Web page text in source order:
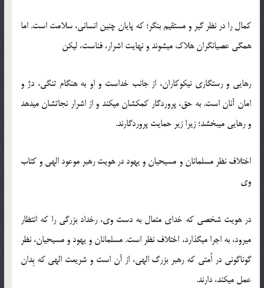
کمال را در نظر گیر و مستقیم بنگر؛ که پایان چنین انسانی، سلامت است. اما
همگی عصیان‏گران هلاک می‏شوند و نهایت اشرار، فناست، لیکن
رهایی و رستگاری نیکوکاران، از جانب خداست و او به هنگام تنگی، دژ و
امان آنان است. به حق، پروردگار کمک‏شان می‏کند و از اشرار نجات‏شان می‏دهد
و رهایی می‏بخشد؛ زیرا زیر حمایت پروردگارند.
اختلاف نظر مسلمانان و مسیحیان و یهود در هویت رهبر موعود الهی و کتاب
وی‏
در هویت شخصی که خدای متعال به دست وی، رخداد بزرگی را که انتظار
می‏رود، به اجرا می‏گذارد، اختلاف نظر است. مسلمانان و یهود و مسیحیان، نظر
گوناگونی در اُمتی که رهبر بزرگ الهی، از آن است و شریعت الهی که بِدان
عمل می‏کند، دارند.